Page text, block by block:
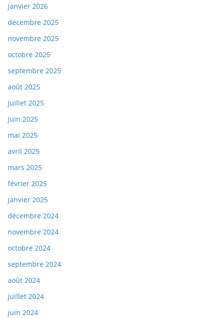
janvier 2026
décembre 2025
novembre 2025
octobre 2025
septembre 2025
août 2025
juillet 2025
juin 2025
mai 2025
avril 2025
mars 2025
février 2025
janvier 2025
décembre 2024
novembre 2024
octobre 2024
septembre 2024
août 2024
juillet 2024
juin 2024